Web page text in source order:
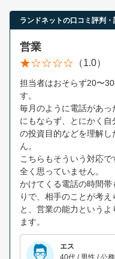
ランドネットの口コミ評判・
営業
（1.0）
担当者はおそらず20〜
す。
毎月のように電話があ
にもならず、とにかく
の投資目的などを理解
ん。
こちらもそういう対応
全く思っていません。
かけてくる電話の時間
りで、相手のことが考
と、営業の能力という
ます。
エス
40代 / 男性 / 公